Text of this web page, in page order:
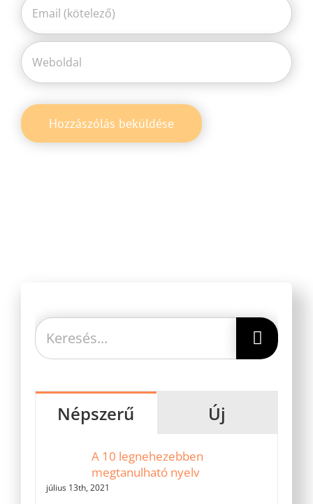
Keresés...
Népszerű Új
A 10 legnehezebben
megtanulható nyelv
július 13th, 2021